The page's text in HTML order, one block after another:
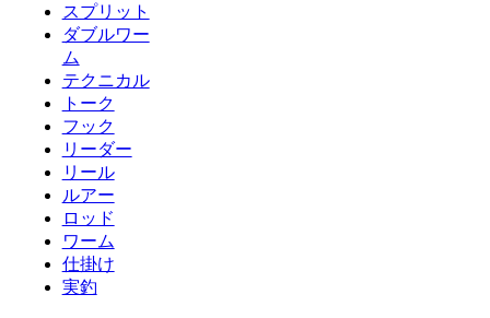
スプリット
ダブルワー
ム
テクニカル
トーク
フック
リーダー
リール
ルアー
ロッド
ワーム
仕掛け
実釣